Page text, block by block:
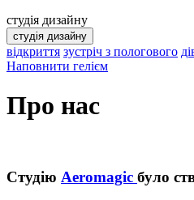
студія дизайну
студія дизайну
відкриття зустріч з пологового
Наповнити гелієм
Про нас
Студію Aeromagic було